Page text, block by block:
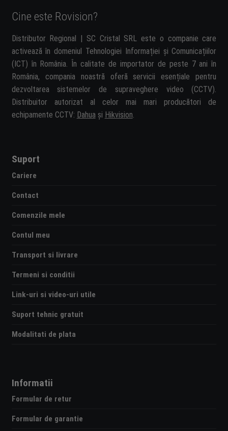
Cine este Rovision?
Distributor Regional | SC Cristal SRL este o companie care
activează în domeniul Tehnologiei Informației și Comunicațiilor
(ICT) în România. În calitate de importator de peste 7 ani în
România, compania noastră oferă servicii esențiale pentru
dezvoltarea sistemelor de supraveghere video (CCTV).
Distribuitor autorizat al celor mai mari producători de
echipamente CCTV: Dahua și Hikvision.
Suport
Cariere
Contact
Comenzile mele
Contul meu
Transport si livrare
Termeni si conditii
Link-uri si video-uri utile
Suport tehnic gratuit
Modalitati de plata
Informatii
Formular de retur
Formular de garantie